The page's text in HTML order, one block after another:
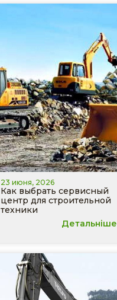
23 июня, 2026
Как выбрать сервисный
центр для строительной
техники
Детальніше